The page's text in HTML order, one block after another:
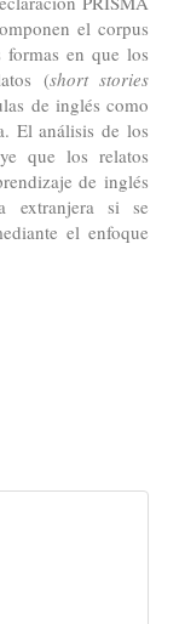
el corpus
en que los
(short stories
de inglés como
El análisis de los
que los relatos
de inglés
extranjera si se
el enfoque